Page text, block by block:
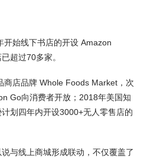
开始线下书店的开设 Amazon
超过70多家。
商店品牌 Whole Foods Market，次
Go向消费者开放；2018年美国知
划四年内开设3000+无人零售店的
与线上商城形成联动，不仅覆盖了